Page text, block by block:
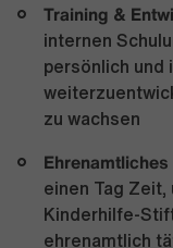
Training &
internen
persönlich und
zu wachsen
einen Tag Zeit,
Kinderhilfe-
ehrenamtlich